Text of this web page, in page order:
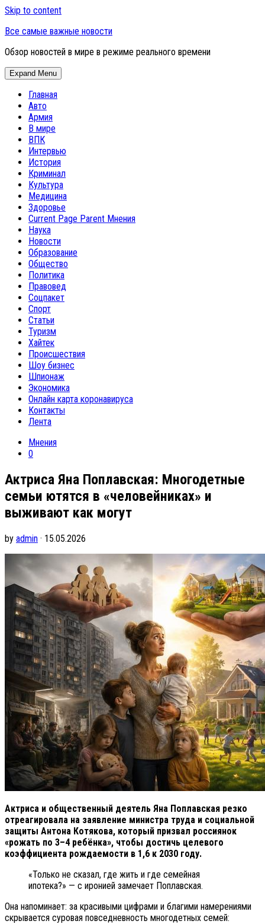
Skip to content
Все самые важные новости
Обзор новостей в мире в режиме реального времени
Expand Menu
Главная
Авто
Армия
В мире
ВПК
Интервью
История
Криминал
Культура
Медицина
Здоровье
Current Page Parent Мнения
Наука
Новости
Образование
Общество
Политика
Правовед
Соцпакет
Спорт
Статьи
Туризм
Хайтек
Происшествия
Шоу бизнес
Шпионаж
Экономика
Онлайн карта коронавируса
Контакты
Лента
Мнения
0
Актриса Яна Поплавская: Многодетные
семьи ютятся в «человейниках» и
выживают как могут
by admin · 15.05.2026
Актриса и общественный деятель Яна Поплавская резко
отреагировала на заявление министра труда и социальной
защиты Антона Котякова, который призвал россиянок
«рожать по 3–4 ребёнка», чтобы достичь целевого
коэффициента рождаемости в 1,6 к 2030 году.
«Только не сказал, где жить и где семейная
ипотека?» — с иронией замечает Поплавская.
Она напоминает: за красивыми цифрами и благими намерениями
скрывается суровая повседневность многодетных семей: